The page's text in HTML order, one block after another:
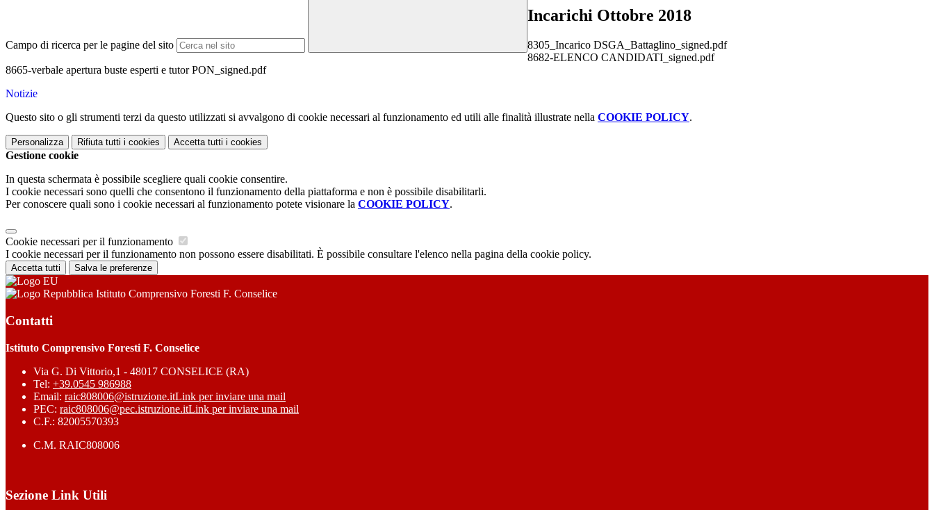
Campo di ricerca per le pagine del sito
Incarichi Ottobre 2018
8305_Incarico DSGA_Battaglino_signed.pdf
8682-ELENCO CANDIDATI_signed.pdf
8665-verbale apertura buste esperti e tutor PON_signed.pdf
Notizie
Questo sito o gli strumenti terzi da questo utilizzati si avvalgono di cookie necessari al funzionamento ed utili alle finalità illustrate nella COOKIE POLICY.
Personalizza Rifiuta tutti i cookies Accetta tutti i cookies
Gestione cookie
In questa schermata è possibile scegliere quali cookie consentire.
I cookie necessari sono quelli che consentono il funzionamento della piattaforma e non è possibile disabilitarli.
Per conoscere quali sono i cookie necessari al funzionamento potete visionare la COOKIE POLICY.
Cookie necessari per il funzionamento
I cookie necessari per il funzionamento non possono essere disabilitati. È possibile consultare l'elenco nella pagina della cookie policy.
Accetta tutti Salva le preferenze
Istituto Comprensivo Foresti F. Conselice
Contatti
Istituto Comprensivo Foresti F. Conselice
Via G. Di Vittorio,1 - 48017 CONSELICE (RA)
Tel: +39.0545 986988
Email: raic808006@istruzione.itLink per inviare una mail
PEC: raic808006@pec.istruzione.itLink per inviare una mail
C.F.: 82005570393
C.M. RAIC808006
Sezione Link Utili